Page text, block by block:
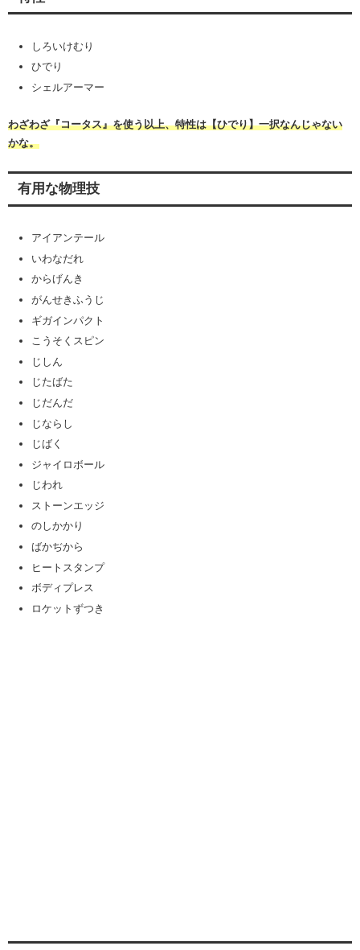
しろいけむり
ひでり
シェルアーマー
わざわざ『コータス』を使う以上、特性は【ひでり】一択なんじゃない
かな。
有用な物理技
アイアンテール
いわなだれ
からげんき
がんせきふうじ
ギガインパクト
こうそくスピン
じしん
じたばた
じだんだ
じならし
じばく
ジャイロボール
じわれ
ストーンエッジ
のしかかり
ばかぢから
ヒートスタンプ
ボディプレス
ロケットずつき